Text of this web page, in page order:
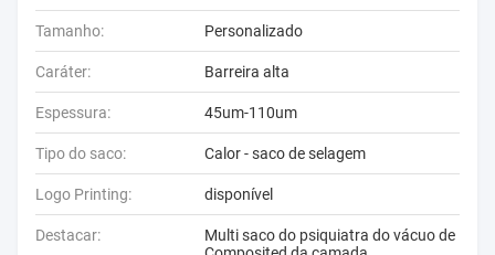
Tamanho: Personalizado
Caráter: Barreira alta
Espessura: 45um-110um
Tipo do saco: Calor - saco de selagem
Logo Printing: disponível
Destacar:
Multi saco do psiquiatra do vácuo de